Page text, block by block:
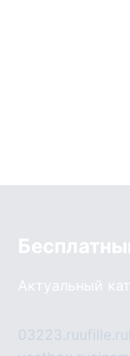
Актуальный
03223.ruufille.ru